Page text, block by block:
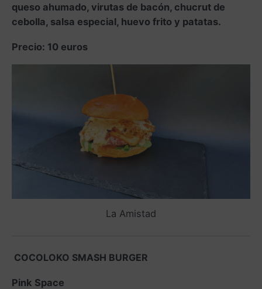
queso ahumado, virutas de bacón, chucrut de
cebolla, salsa especial, huevo frito y patatas.
Precio: 10 euros
La Amistad
COCOLOKO SMASH BURGER
Pink Space